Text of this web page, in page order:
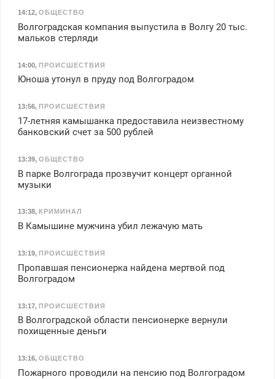
14:12, ОБЩЕСТВО
Волгоградская компания выпустила в Волгу 20 тыс.
мальков стерляди
14:00, ПРОИСШЕСТВИЯ
Юноша утонул в пруду под Волгоградом
13:56, ПРОИСШЕСТВИЯ
17-летняя камышанка предоставила неизвестному
банковский счет за 500 рублей
13:39, ОБЩЕСТВО
В парке Волгограда прозвучит концерт органной
музыки
13:38, КРИМИНАЛ
В Камышине мужчина убил лежачую мать
13:19, ПРОИСШЕСТВИЯ
Пропавшая пенсионерка найдена мертвой под
Волгоградом
13:17, ПРОИСШЕСТВИЯ
В Волгоградской области пенсионерке вернули
похищенные деньги
13:16, ОБЩЕСТВО
Пожарного проводили на пенсию под Волгоградом